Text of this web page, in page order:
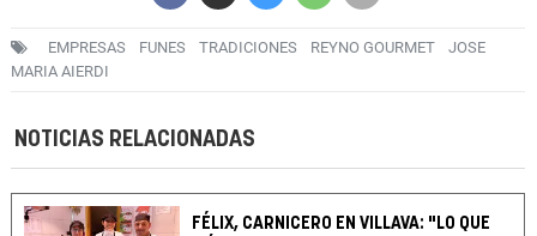
EMPRESAS FUNES TRADICIONES REYNO GOURMET
JOSE
MARIA AIERDI
NOTICIAS RELACIONADAS
FÉLIX, CARNICERO EN VILLAVA: "LO QUE